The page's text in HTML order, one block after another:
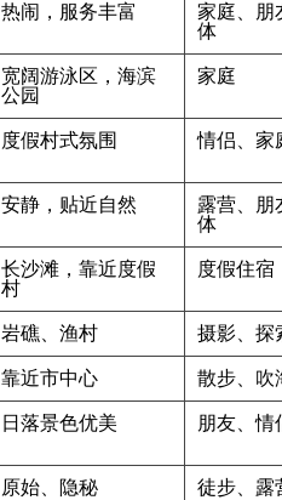
热闹，服务丰富
家庭、朋
体
宽阔游泳区，海滨
公园
家庭
度假村式氛围 情侣、家
安静，贴近自然
露营、朋
体
长沙滩，靠近度假
村
度假住宿
岩礁、渔村 摄影、探
靠近市中心 散步、吹
日落景色优美 朋友、情
原始、隐秘 徒步、露